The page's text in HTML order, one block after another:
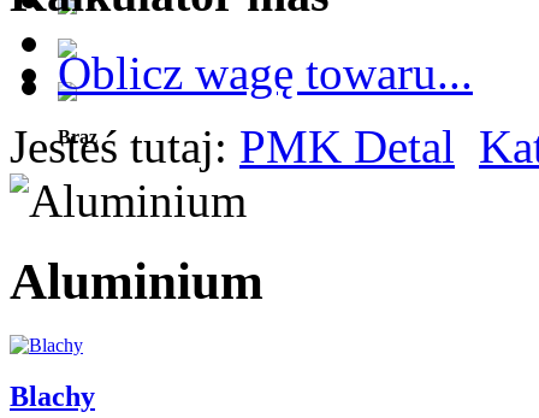
Brąz
Oblicz wagę towaru...
Jesteś tutaj: PMK Detal
Aluminium
Blachy